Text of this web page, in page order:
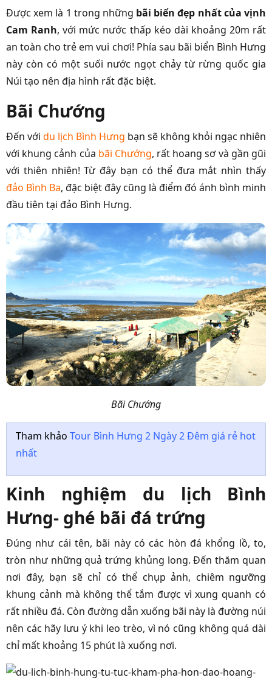
Được xem là 1 trong những bãi biển đẹp nhất của vịnh
Cam Ranh, với mức nước thấp kéo dài khoảng 20m rất
an toàn cho trẻ em vui chơi! Phía sau bãi biển Bình Hưng
này còn có một suối nước ngọt chảy từ rừng quốc gia
Núi tạo nên địa hình rất đặc biệt.
Bãi Chướng
Đến với du lịch Bình Hưng bạn sẽ không khỏi ngạc nhiên
với khung cảnh của bãi Chướng, rất hoang sơ và gần gũi
với thiên nhiên! Từ đây bạn có thể đưa mắt nhìn thấy
đảo Bình Ba, đặc biệt đây cũng là điểm đó ánh bình minh
đầu tiên tại đảo Bình Hưng.
Bãi Chướng
Tham khảo Tour Bình Hưng 2 Ngày 2 Đêm giá rẻ hot
nhất
Kinh nghiệm du lịch Bình
Hưng- ghé bãi đá trứng
Đúng như cái tên, bãi này có các hòn đá khổng lồ, to,
tròn như những quả trứng khủng long. Đến thăm quan
nơi đây, bạn sẽ chỉ có thể chụp ảnh, chiêm ngưỡng
khung cảnh mà không thể tắm được vì xung quanh có
rất nhiều đá. Còn đường dẫn xuống bãi này là đường núi
nên các hãy lưu ý khi leo trèo, vì nó cũng không quá dài
chỉ mất khoảng 15 phút là xuống nơi.